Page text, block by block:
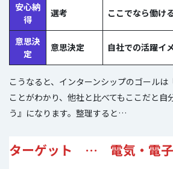
安心納
得
選考 ここでなら働け
意思決
定
意思決定 自社での活躍イ
こうなると、インターンシップのゴールは
ことがわかり、他社と比べてもここだと自
う』になります。整理すると…
ターゲット … 電気・電子